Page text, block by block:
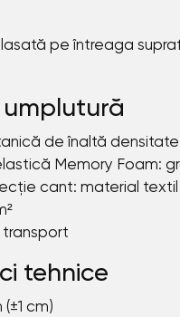
pe întreaga
de înaltă densitate
Memory Foam:
cant: material textil
transport
tehnice
cm)